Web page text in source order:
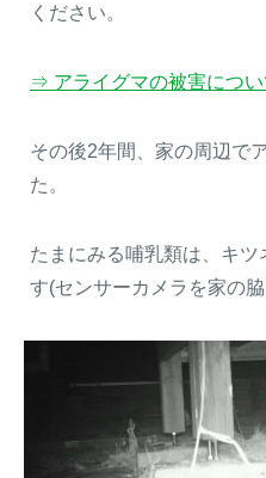
ください。
⇒ アライグマの被害につい
その後2年間、家の周辺で
た。
たまにみる哺乳類は、キ
す(センサーカメラを家の脇